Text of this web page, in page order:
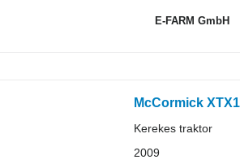
E-FARM GmbH
McCormick
Kerekes traktor
2009